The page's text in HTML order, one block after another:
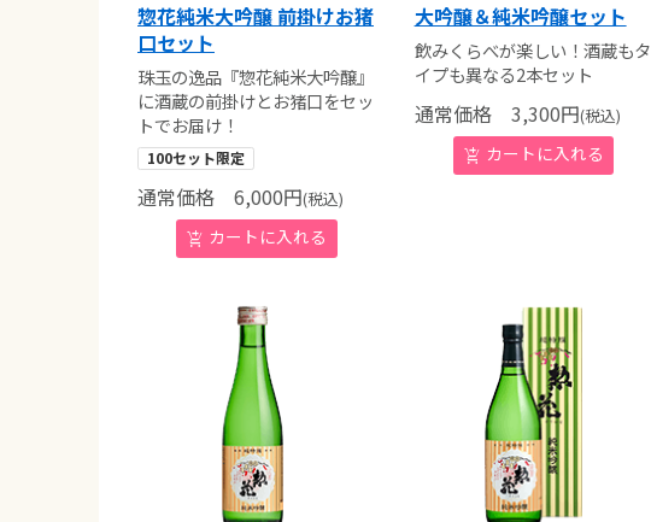
惣花純米大吟醸 前掛けお猪
口セット
珠玉の逸品『惣花純米大吟醸』
に酒蔵の前掛けとお猪口をセッ
トでお届け！
100セット限定
通常価格 6,000円(税込)
大吟醸＆純米吟醸セット
飲みくらべが楽しい！酒蔵もタ
イプも異なる2本セット
通常価格3,300円(税込)